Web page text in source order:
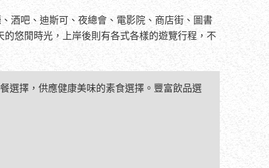
酒吧、迪斯可、夜總會、電影院、商店街、圖書
悠閒時光，上岸後則有各式各樣的遊覽行程，不
選擇，供應健康美味的素食選擇。豐富飲品選